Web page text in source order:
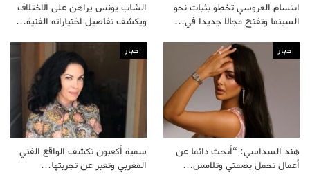
ابتسام العروسي تخطو بثبات نحو
السينما وتفتح مجالا جديدا في…
الشاب يونس يراهن على الاختلاف
ويكشف تفاصيل اختياراته الفنية…
اخبار
هند السداسي: “أبحث دائما عن
أعمال تحمل بصمتي وتلامس…
اخبار
سمية أكعبون تكشف الواقع الفني
المغربي وتعبر عن تجربتها…